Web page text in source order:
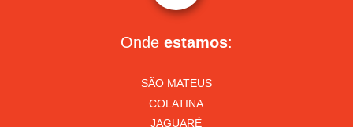
Onde estamos:
SÃO MATEUS
COLATINA
JAGUARÉ